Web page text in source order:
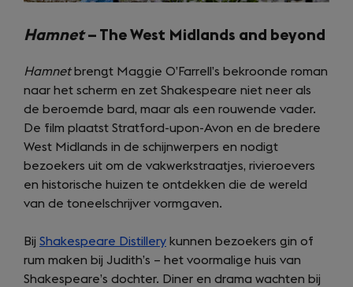
Hamnet– The West Midlands and beyond
Hamnetbrengt Maggie O’Farrell’s bekroonde roman
naar het scherm en zet Shakespeare niet neer als
de beroemde bard, maar als een rouwende vader.
De film plaatst Stratford-upon-Avon en de bredere
West Midlands in de schijnwerpers en nodigt
bezoekers uit om de vakwerkstraatjes, rivieroevers
en historische huizen te ontdekken die de wereld
van de toneelschrijver vormgaven.
Bij Shakespeare Distillery kunnen bezoekers gin of
rum maken bij Judith’s – het voormalige huis van
Shakespeare’s dochter. Diner en drama wachten bij